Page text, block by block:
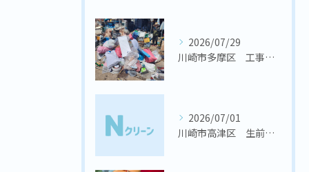
2026/07/29
川崎市多摩区 工事会社様 置き場の不用品回収
2026/07/01
川崎市高津区 生前整理